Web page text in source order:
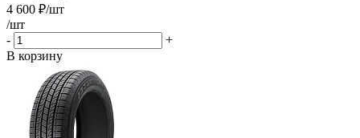
4 600 ₽/шт
/шт
-
+
В корзину